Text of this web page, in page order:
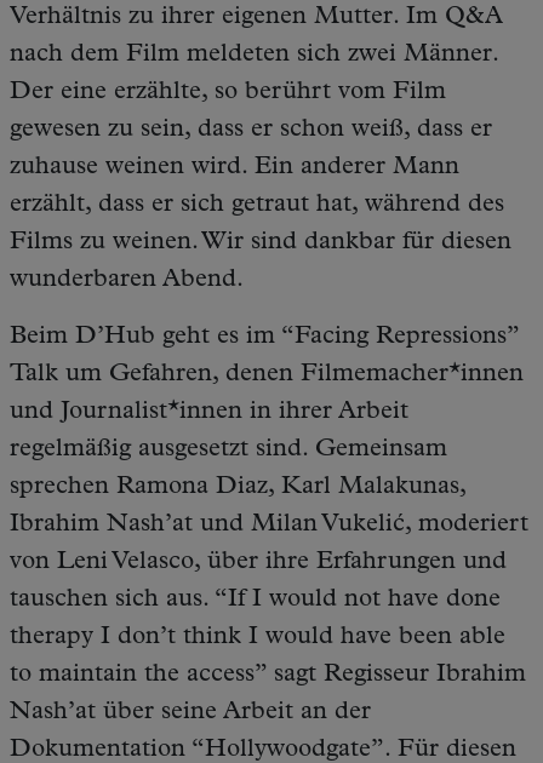
Verhältnis zu ihrer eigenen Mutter. Im Q&A
nach dem Film meldeten sich zwei Männer.
Der eine erzählte, so berührt vom Film
gewesen zu sein, dass er schon weiß, dass er
zuhause weinen wird. Ein anderer Mann
erzählt, dass er sich getraut hat, während des
Films zu weinen. Wir sind dankbar für diesen
wunderbaren Abend.
Beim D’Hub geht es im “Facing Repressions”
Talk um Gefahren, denen Filmemacher*innen
und Journalist*innen in ihrer Arbeit
regelmäßig ausgesetzt sind. Gemeinsam
sprechen Ramona Diaz, Karl Malakunas,
Ibrahim Nash’at und Milan Vukelić, moderiert
von Leni Velasco, über ihre Erfahrungen und
tauschen sich aus. “If I would not have done
therapy I don’t think I would have been able
to maintain the access” sagt Regisseur Ibrahim
Nash’at über seine Arbeit an der
Dokumentation “Hollywoodgate”. Für diesen